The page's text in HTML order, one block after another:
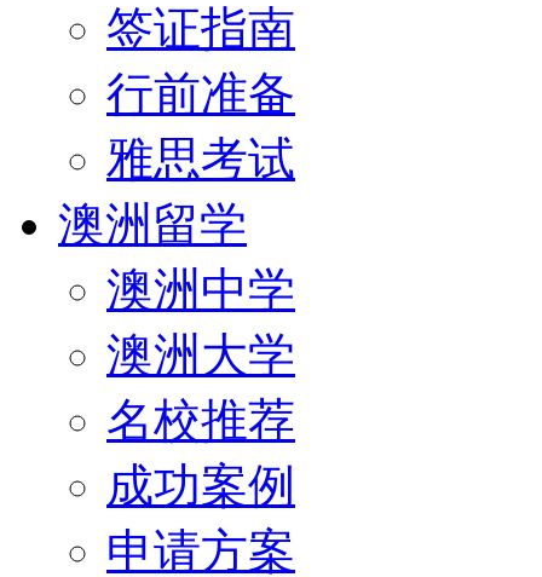
签证指南
行前准备
雅思考试
澳洲留学
澳洲中学
澳洲大学
名校推荐
成功案例
申请方案